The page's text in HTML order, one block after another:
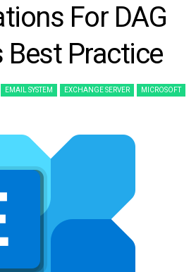
For DAG
Practice
EMAIL SYSTEM EXCHANGE SERVER MICROSOFT